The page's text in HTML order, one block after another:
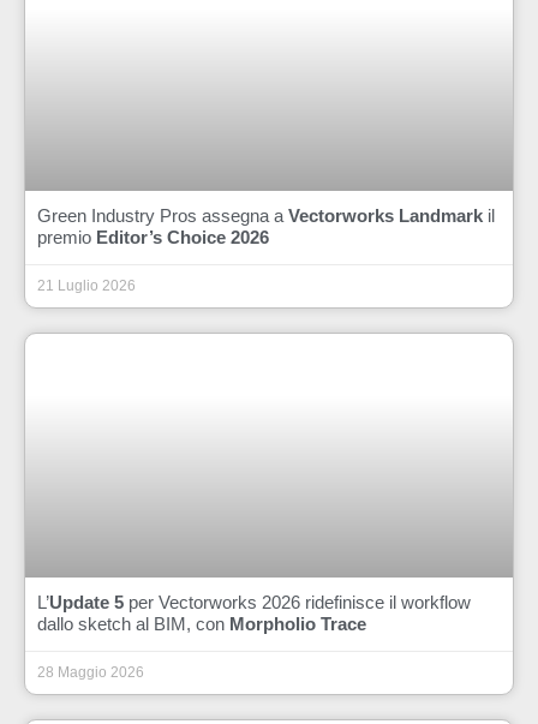
Green Industry Pros assegna a Vectorworks Landmark il
premio Editor’s Choice 2026
21 Luglio 2026
L’Update 5 per Vectorworks 2026 ridefinisce il workflow
dallo sketch al BIM, con Morpholio Trace
28 Maggio 2026